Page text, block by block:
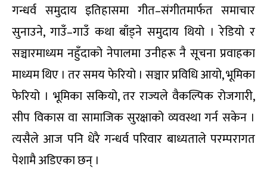
गन्धर्व समुदाय इतिहासमा गीत–संगीतमार्फत समाचार
सुनाउने, गाउँ–गाउँ कथा बाँड्ने समुदाय थियो । रेडियो र
सञ्चारमाध्यम नहुँदाको नेपालमा उनीहरू नै सूचना प्रवाहका
माध्यम थिए । तर समय फेरियो । सञ्चार प्रविधि आयो, भूमिका
फेरियो । भूमिका सकियो, तर राज्यले वैकल्पिक रोजगारी,
सीप विकास वा सामाजिक सुरक्षाको व्यवस्था गर्न सकेन ।
त्यसैले आज पनि धेरै गन्धर्व परिवार बाध्यताले परम्परागत
पेशामै अडिएका छन् ।